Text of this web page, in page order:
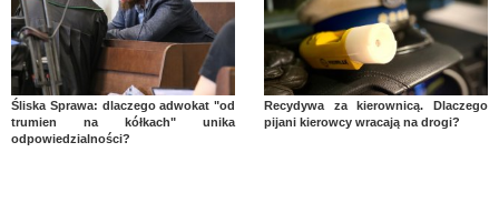
Śliska Sprawa: dlaczego adwokat "od
trumien na kółkach" unika
odpowiedzialności?
Recydywa za kierownicą. Dlaczego
pijani kierowcy wracają na drogi?